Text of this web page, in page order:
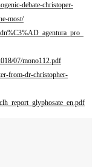
debate-christoper-
most/
07/mono112.pdf
from-dr-christopher-